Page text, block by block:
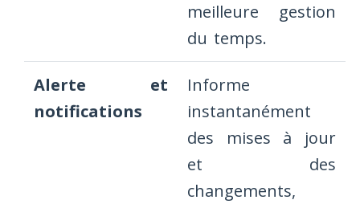
meilleure gestion
du temps.
Alerte et
notifications
Informe
instantanément
des mises à jour
et des
changements,